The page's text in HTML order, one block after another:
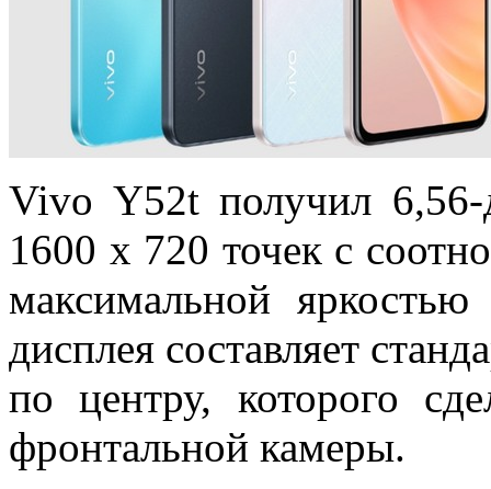
Vivo Y52t получил
1600 х 720 точек с
максимальной
дисплея составляет
по центру, которого
фронтальной камеры.